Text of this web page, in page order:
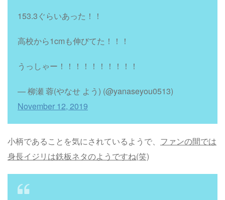
153.3ぐらいあった！！
高校から1cmも伸びてた！！！
うっしゃー！！！！！！！！！！
— 柳瀬 蓉(やなせ よう) (@yanaseyou0513)
November 12, 2019
小柄であることを気にされているようで、 ファンの間では
身長イジリは鉄板ネタのようですね(笑)